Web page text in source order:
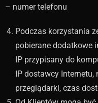
– numer telefonu
Podczas korzystania
pobierane dodatkowe
IP przypisany do
IP dostawcy Internetu,
przeglądarki, czas